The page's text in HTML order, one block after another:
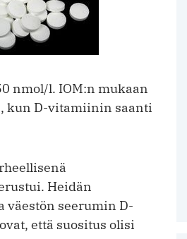
nmol/l. IOM:n mukaan
kun D-vitamiinin saanti
Heidän
väestön seerumin D-
että suositus olisi